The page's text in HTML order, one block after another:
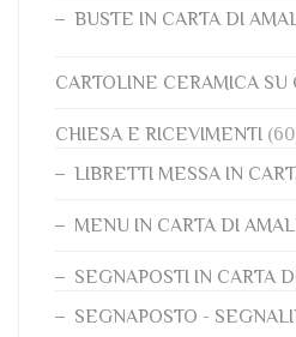
BUSTE IN CARTA DI
CARTOLINE CERAMICA SU
CHIESA E RICEVIMENTI
LIBRETTI MESSA IN
MENU IN CARTA DI
SEGNAPOSTI IN CARTA
SEGNAPOSTO -